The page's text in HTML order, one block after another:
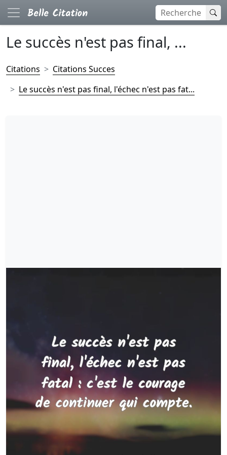
Le succès n'est pas final, ...
Citations
Citations Succes
Le succès n'est pas final, l'échec n'est pas fat...